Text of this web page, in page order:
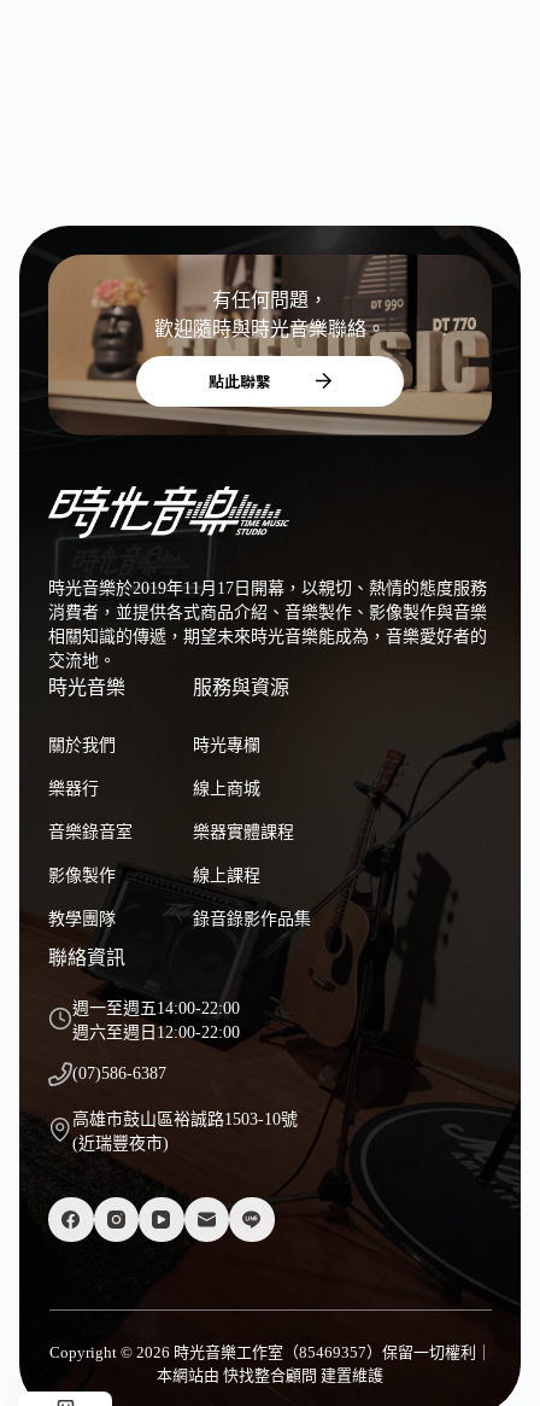
有任何問題，
歡迎隨時與時光音樂聯絡。
點此聯繫
時光音樂於2019年11月17日開幕，以親切、熱情的態度服務
消費者，並提供各式商品介紹、音樂製作、影像製作與音樂
相關知識的傳遞，期望未來時光音樂能成為，音樂愛好者的
交流地。
時光音樂
關於我們
樂器行
音樂錄音室
影像製作
教學團隊
服務與資源
時光專欄
線上商城
樂器實體課程
線上課程
錄音錄影作品集
聯絡資訊
週一至週五14:00-22:00
週六至週日12:00-22:00
(07)586-6387
高雄市鼓山區裕誠路1503-10號
(近瑞豐夜市)
Copyright © 2026 時光音樂工作室（85469357）保留一切權利｜
本網站由 快找整合顧問 建置維護